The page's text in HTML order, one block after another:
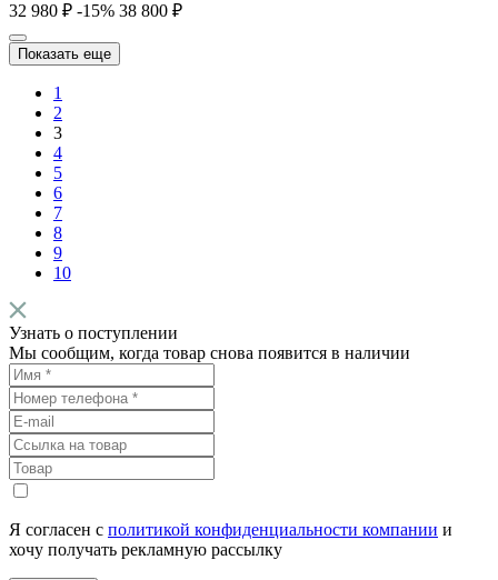
32 980 ₽ -15% 38 800 ₽
Показать еще
1
2
3
4
5
6
7
8
9
10
Узнать о поступлении
Мы сообщим, когда товар снова появится в наличии
Я согласен с политикой конфиденциальности компании и
хочу получать рекламную рассылку